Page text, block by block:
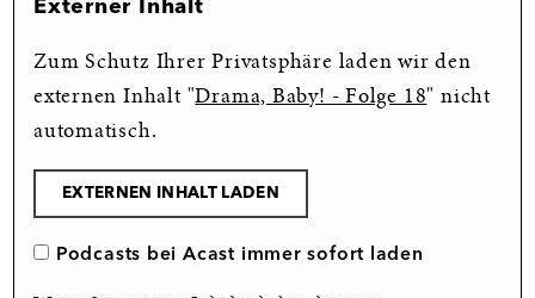
Externer Inhalt
Zum Schutz Ihrer Privatsphäre laden wir den
externen Inhalt "Drama, Baby! - Folge 18" nicht
automatisch.
EXTERNEN INHALT LADEN
Podcasts bei Acast immer sofort laden